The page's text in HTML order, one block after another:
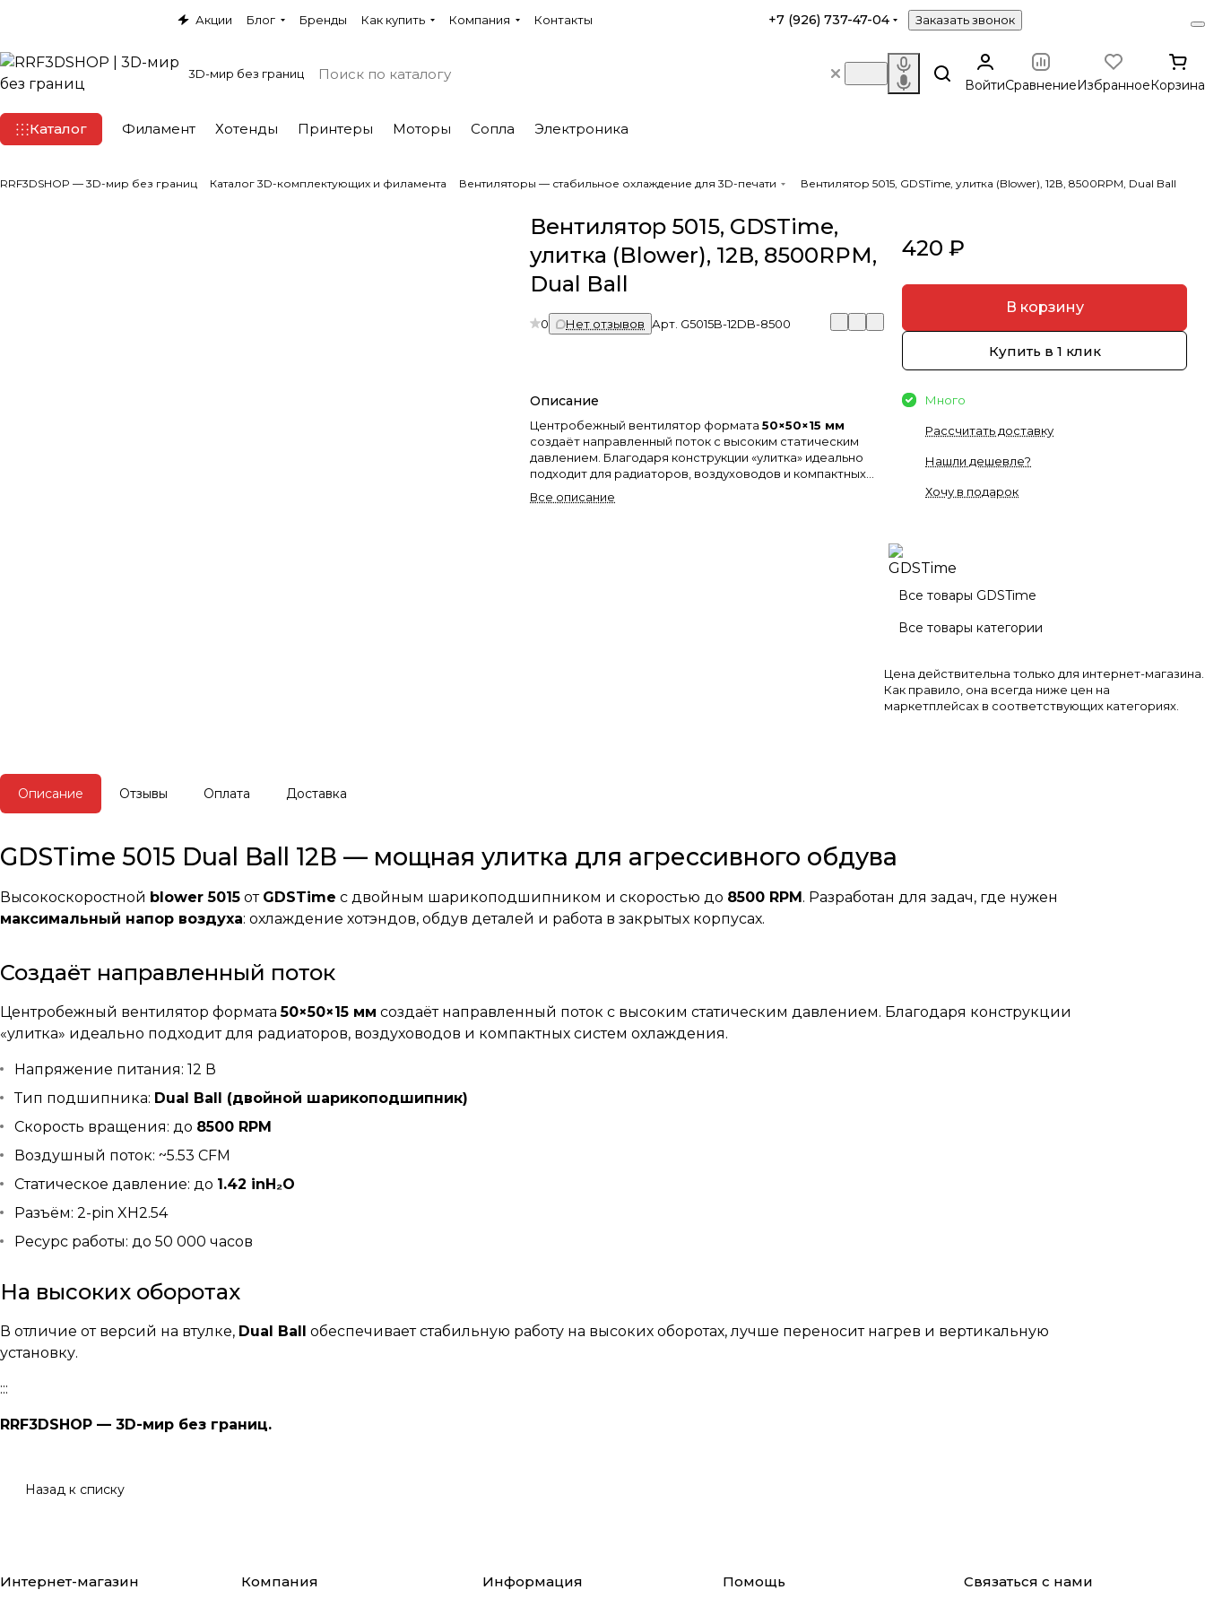
Акции Блог Бренды Как купить Компания Контакты +7 (926) 737-47-04 Заказать звонок
3D-мир без границ
ВойтиСравнениеИзбранноеКорзина
Каталог Филамент Хотенды Принтеры Моторы Сопла Электроника
RRF3DSHOP — 3D-мир без границ Каталог 3D-комплектующих и филамента Вентиляторы — стабильное охлаждение для 3D-печати Вентилятор 5015, GDSTime, улитка (Blower), 12В, 8500RPM, Dual Ball
Вентилятор 5015, GDSTime,
улитка (Blower), 12В, 8500RPM,
Dual Ball
0 Нет отзывов Арт. G5015B-12DB-8500
Описание
Центробежный вентилятор формата50×50×15 мм
создаёт направленный поток с высоким статическим
давлением. Благодаря конструкции «улитка» идеально
подходит для радиаторов, воздуховодов и компактных
Все описание
420 ₽
В корзину
Купить в 1 клик
Много
Рассчитать доставку
Нашли дешевле?
Хочу в подарок
Все товары GDSTime
Все товары категории
Цена действительна только для интернет-магазина.
Как правило, она всегда ниже цен на
маркетплейсах в соответствующих категориях.
Описание Отзывы Оплата Доставка
GDSTime 5015 Dual Ball 12В — мощная улитка для агрессивного обдува
Высокоскоростной blower 5015 от GDSTime с двойным шарикоподшипником и скоростью до 8500 RPM . Разработан для задач, где нужен
максимальный напор воздуха: охлаждение хотэндов, обдув деталей и работа в закрытых корпусах.
Создаёт направленный поток
Центробежный вентилятор формата50×50×15 мм создаёт направленный поток с высоким статическим давлением. Благодаря конструкции
«улитка» идеально подходит для радиаторов, воздуховодов и компактных систем охлаждения.
Напряжение питания: 12 В
Тип подшипника: Dual Ball (двойной шарикоподшипник)
Скорость вращения: до 8500 RPM
Воздушный поток: ~5.53 CFM
Статическое давление: до 1.42 inH₂O
Разъём: 2-pin XH2.54
Ресурс работы: до 50 000 часов
На высоких оборотах
В отличие от версий на втулке, Dual Ball
обеспечивает стабильную работу на высоких оборотах, лучше переносит нагрев и вертикальную
установку.
:::
RRF3DSHOP — 3D-мир без границ.
Назад к списку
Интернет-магазин Компания Информация Помощь Связаться с нами